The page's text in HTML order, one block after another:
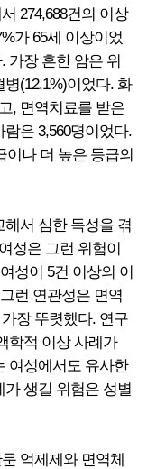
274,688건의 이상
가 65세 이상이었
가장 흔한 암은 위
(12.1%)이었다. 화
, 면역치료를 받은
은 3,560명이었다.
이나 더 높은 등급의
서 심한 독성을 겪
성은 그런 위험이
성이 5건 이상의 이
런 연관성은 면역
장 뚜렷했다. 연구
학적 이상 사례가
여성에서도 유사한
생길 위험은 성별
억제제와 면역체